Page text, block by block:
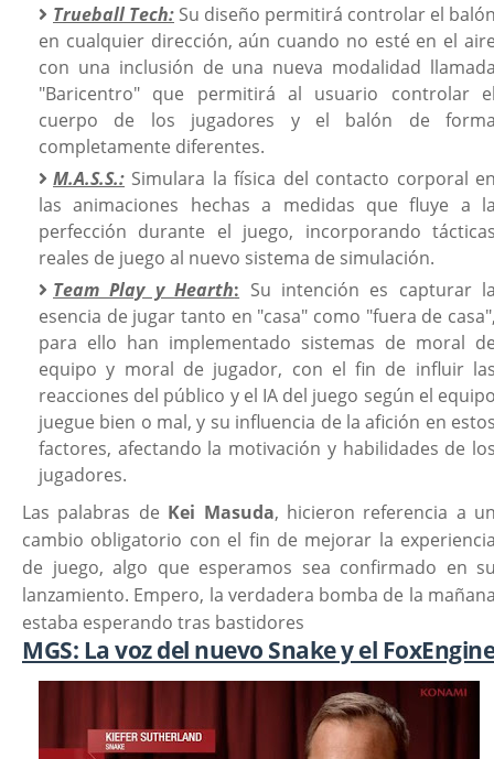
Trueball Tech: Su diseño permitirá controlar el
en cualquier dirección, aún cuando no esté en el
con una inclusión de una nueva modalidad
"Baricentro" que permitirá al usuario controlar
cuerpo de los jugadores y el balón de
completamente diferentes.
M.A.S.S.: Simulara la física del contacto corporal
las animaciones hechas a medidas que fluye a
perfección durante el juego, incorporando
reales de juego al nuevo sistema de simulación.
Team Play y Hearth: Su intención es capturar
esencia de jugar tanto en "casa" como "fuera de
para ello han implementado sistemas de moral
equipo y moral de jugador, con el fin de influir
reacciones del público y el IA del juego según el
juegue bien o mal, y su influencia de la afición en
factores, afectando la motivación y habilidades de
jugadores.
Las palabras de Kei Masuda, hicieron referencia a
cambio obligatorio con el fin de mejorar la
de juego, algo que esperamos sea confirmado en
lanzamiento. Empero, la verdadera bomba de la
estaba esperando tras bastidores
MGS: La voz del nuevo Snake y el FoxEngine